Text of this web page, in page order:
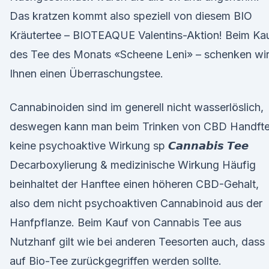
Das kratzen kommt also speziell von diesem BIO
Kräutertee – BIOTEAQUE Valentins-Aktion! Beim
des Tee des Monats «Scheene Leni» – schenken wir
Ihnen einen Überraschungstee.
Cannabinoiden sind im generell nicht wasserlöslich,
deswegen kann man beim Trinken von CBD
keine psychoaktive Wirkung sp 𝘾𝙖𝙣𝙣𝙖𝙗𝙞𝙨 𝙏𝙚𝙚
Decarboxylierung & medizinische Wirkung Häufig
beinhaltet der Hanftee einen höheren CBD-Gehalt,
also dem nicht psychoaktiven Cannabinoid aus der
Hanfpflanze. Beim Kauf von Cannabis Tee aus
Nutzhanf gilt wie bei anderen Teesorten auch, dass
auf Bio-Tee zurückgegriffen werden sollte.